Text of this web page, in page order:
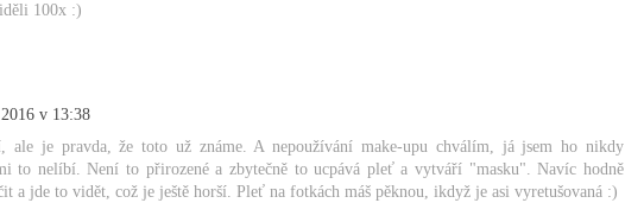
100x :)
v 13:38
je pravda, že toto už známe. A nepoužívání make-upu chválím, já jsem ho nikdy
to nelíbí. Není to přirozené a zbytečně to ucpává pleť a vytváří "masku". Navíc hodně
a jde to vidět, což je ještě horší. Pleť na fotkách máš pěknou, ikdyž je asi vyretušovaná :)